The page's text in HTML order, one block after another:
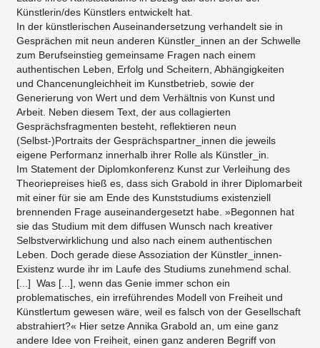
Künstlerin/des Künstlers entwickelt hat.
In der künstlerischen Auseinandersetzung verhandelt sie in
Gesprächen mit neun anderen Künstler_innen an der Schwelle
zum Berufseinstieg gemeinsame Fragen nach einem
authentischen Leben, Erfolg und Scheitern, Abhängigkeiten
und Chancenungleichheit im Kunstbetrieb, sowie der
Generierung von Wert und dem Verhältnis von Kunst und
Arbeit. Neben diesem Text, der aus collagierten
Gesprächsfragmenten besteht, reflektieren neun
(Selbst-)Portraits der Gesprächspartner_innen die jeweils
eigene Performanz innerhalb ihrer Rolle als Künstler_in.
Im Statement der Diplomkonferenz Kunst zur Verleihung des
Theoriepreises hieß es, dass sich Grabold in ihrer Diplomarbeit
mit einer für sie am Ende des Kunststudiums existenziell
brennenden Frage auseinandergesetzt habe. »Begonnen hat
sie das Studium mit dem diffusen Wunsch nach kreativer
Selbstverwirklichung und also nach einem authentischen
Leben. Doch gerade diese Assoziation der Künstler_innen-
Existenz wurde ihr im Laufe des Studiums zunehmend schal.
[...] Was [...], wenn das Genie immer schon ein
problematisches, ein irreführendes Modell von Freiheit und
Künstlertum gewesen wäre, weil es falsch von der Gesellschaft
abstrahiert?« Hier setze Annika Grabold an, um eine ganz
andere Idee von Freiheit, einen ganz anderen Begriff von